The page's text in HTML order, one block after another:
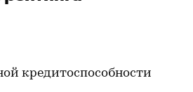
кредитоспособности